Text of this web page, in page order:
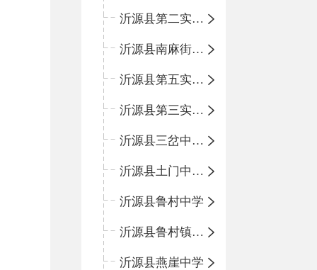
沂源县第二实验中学
沂源县南麻街道办事处中心小学
沂源县第五实验小学
沂源县第三实验小学
沂源县三岔中心学校
沂源县土门中心学校
沂源县鲁村中学
沂源县鲁村镇中心小学
沂源县燕崖中学